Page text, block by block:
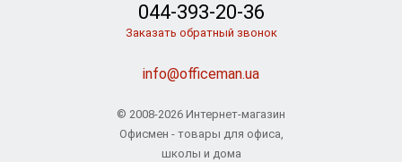
044-393-20-36
Заказать обратный звонок
info@officeman.ua
© 2008-2026 Интернет-магазин
Офисмен - товары для офиса,
школы и дома